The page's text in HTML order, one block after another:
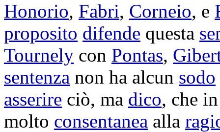
Honorio, Fabri, Corneio, e
proposito difende questa
Tournely con Pontas,
sentenza non ha alcun sodo
asserire ciò, ma dico, che
molto consentanea alla